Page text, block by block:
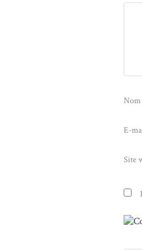
Nom
E-
Site